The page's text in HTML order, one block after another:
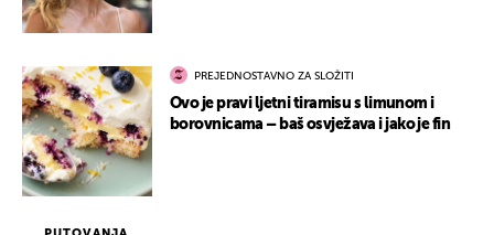
PREJEDNOSTAVNO ZA SLOŽITI
Ovo je pravi ljetni tiramisu s limunom i
borovnicama – baš osvježava i jako je fin